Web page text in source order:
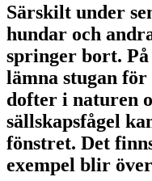
Särskilt under
hundar och
springer bort.
lämna stugan
dofter i naturen
sällskapsfågel
fönstret. Det
exempel blir